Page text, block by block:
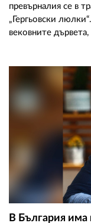
превърналия се в
„Гергьовски
вековните
В България има